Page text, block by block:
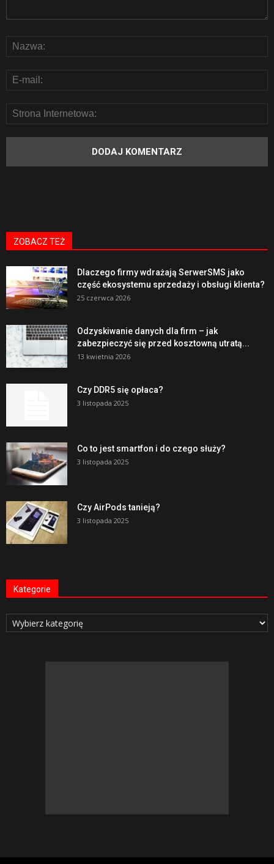
ZOBACZ TEŻ
Dlaczego firmy wdrażają SerwerSMS jako
część ekosystemu sprzedaży i obsługi klienta?
25 czerwca 2026
Odzyskiwanie danych dla firm – jak
zabezpieczyć się przed kosztowną utratą...
13 kwietnia 2026
Czy DDR5 się opłaca?
3 listopada 2025
Co to jest smartfon i do czego służy?
3 listopada 2025
Czy AirPods tanieją?
3 listopada 2025
Kategorie
Kategorie